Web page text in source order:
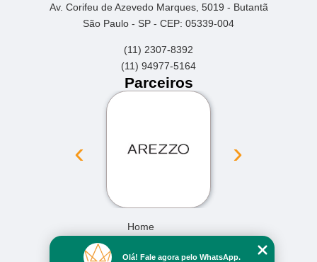
Av. Corifeu de Azevedo Marques, 5019 - Butantã
São Paulo - SP - CEP: 05339-004
(11) 2307-8392
(11) 94977-5164
Parceiros
‹ ›
Home
Missão
Olá! Fale agora pelo WhatsApp.